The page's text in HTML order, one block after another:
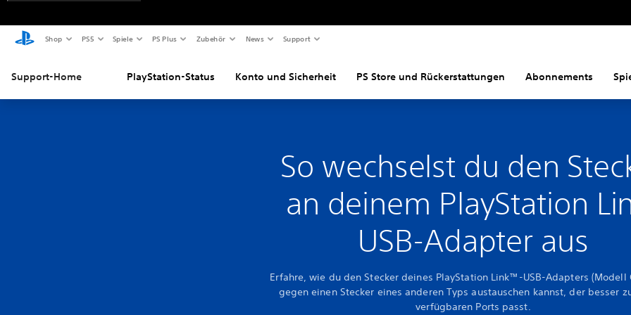
Shop PS5 Spiele PS Plus Zubehör News Support
Support-Home PlayStation-Status Konto und Sicherheit PS Store und Rückerstattungen Abonnements
So wechselst du den
an deinem PlayStation
USB-Adapter aus
Erfahre, wie du den Stecker deines PlayStation Link™-USB-Adapters (Modell
gegen einen Stecker eines anderen Typs austauschen kannst, der besser
verfügbaren Ports passt.